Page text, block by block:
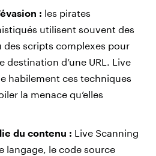
: les pirates
utilisent souvent des
des scripts complexes pour
destination d’une URL. Live
habilement ces techniques
la menace qu’elles
du contenu : Live Scanning
langage, le code source